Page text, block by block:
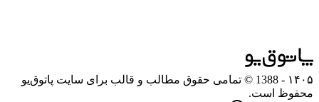
۱۴۰۵
- 1388 © تمامی حقوق مطالب و قالب برای سایت پاتوق‌یو
محفوظ است.